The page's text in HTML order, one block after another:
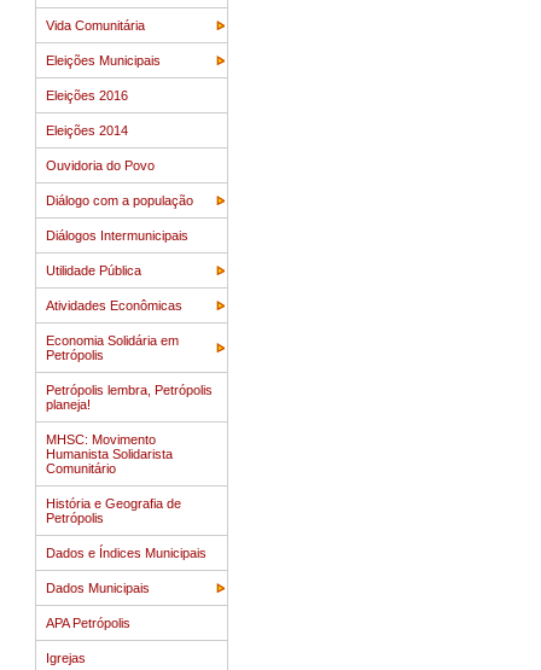
Vida Comunitária
Eleições Municipais
Eleições 2016
Eleições 2014
Ouvidoria do Povo
Diálogo com a população
Diálogos Intermunicipais
Utilidade Pública
Atividades Econômicas
Economia Solidária em
Petrópolis
Petrópolis lembra, Petrópolis
planeja!
MHSC: Movimento
Humanista Solidarista
Comunitário
História e Geografia de
Petrópolis
Dados e Índices Municipais
Dados Municipais
APA Petrópolis
Igrejas